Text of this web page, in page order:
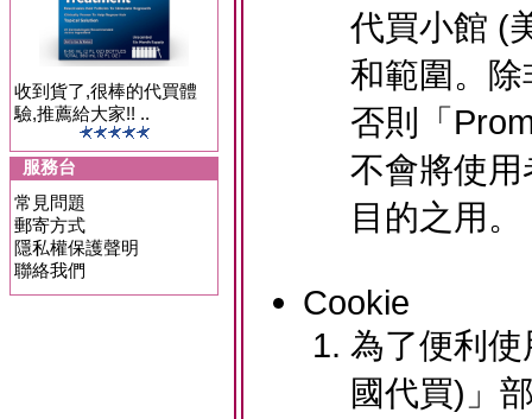
收到貨了,很棒的代買體
驗,推薦給大家!! ..
服務台
常見問題
郵寄方式
隱私權保護聲明
聯絡我們
代買小館 (
和範圍。
否則「
不會將使
目的之用。
Cookie
為了便利
國代買)」